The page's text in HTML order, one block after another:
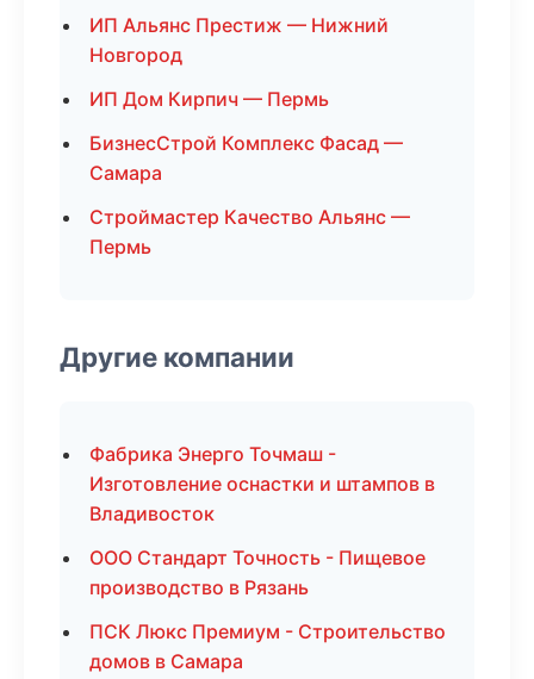
ИП Альянс Престиж — Нижний
Новгород
ИП Дом Кирпич — Пермь
БизнесСтрой Комплекс Фасад —
Самара
Строймастер Качество Альянс —
Пермь
Другие компании
Фабрика Энерго Точмаш -
Изготовление оснастки и штампов в
Владивосток
ООО Стандарт Точность - Пищевое
производство в Рязань
ПСК Люкс Премиум - Строительство
домов в Самара